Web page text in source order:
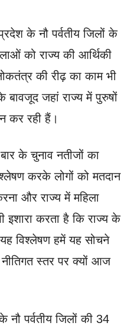
के नौ पर्वतीय जिलों के
को राज्य की आर्थिकी
की रीढ़ का काम भी
जहां राज्य में पुरुषों
कर रही हैं।
के चुनाव नतीजों का
करके लोगों को मतदान
और राज्य में महिला
इशारा करता है कि राज्य के
विश्लेषण हमें यह सोचने
स्तर पर क्यों आज
पर्वतीय जिलों की 34